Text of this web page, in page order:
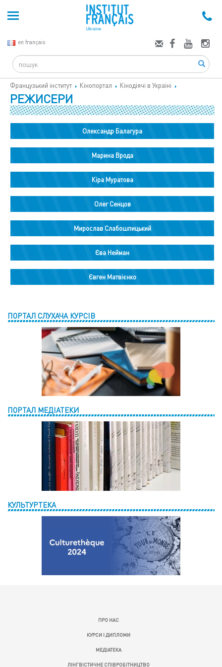
en français
Search
Французький інститут Кінопортал Кінодіячі в Україні
РЕЖИСЕРИ
Олександр Балагура
Марина Врода
Кіра Муратова
Олег Сенцов
Мирослав Слабошпицький
Єва Нейман
Євген Матвієнко
ПОРТАЛ СЛУХАЧА КУРСІВ
ПОРТАЛ МЕДІАТЕКИ
КУЛЬТУРТЕКА
ПРО НАС
КУРСИ І ДИПЛОМИ
МЕДІАТЕКА
ЛІНГВІСТИЧНЕ СПІВРОБІТНИЦТВО